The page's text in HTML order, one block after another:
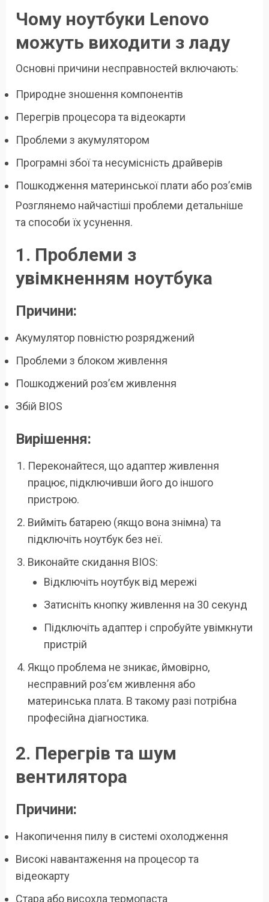
Чому ноутбуки Lenovo
можуть виходити з ладу
Основні причини несправностей включають:
Природне зношення компонентів
Перегрів процесора та відеокарти
Проблеми з акумулятором
Програмні збої та несумісність драйверів
Пошкодження материнської плати або роз’ємів
Розглянемо найчастіші проблеми детальніше
та способи їх усунення.
1. Проблеми з
увімкненням ноутбука
Причини:
Акумулятор повністю розряджений
Проблеми з блоком живлення
Пошкоджений роз’єм живлення
Збій BIOS
Вирішення:
Переконайтеся, що адаптер живлення
працює, підключивши його до іншого
пристрою.
Вийміть батарею (якщо вона знімна) та
підключіть ноутбук без неї.
Виконайте скидання BIOS:
Відключіть ноутбук від мережі
Затисніть кнопку живлення на 30 секунд
Підключіть адаптер і спробуйте увімкнути
пристрій
Якщо проблема не зникає, ймовірно,
несправний роз’єм живлення або
материнська плата. В такому разі потрібна
професійна діагностика.
2. Перегрів та шум
вентилятора
Причини:
Накопичення пилу в системі охолодження
Високі навантаження на процесор та
відеокарту
Стара або висохла термопаста